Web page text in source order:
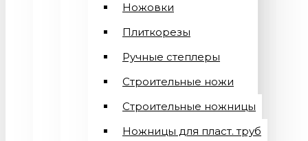
Ножовки
Плиткорезы
Ручные степлеры
Строительные ножи
Строительные ножницы
Ножницы для пласт. труб